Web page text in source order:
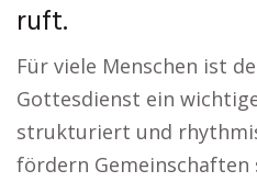
ruft.
Für viele Menschen ist
Gottesdienst ein
strukturiert und
fördern Gemeinschaften